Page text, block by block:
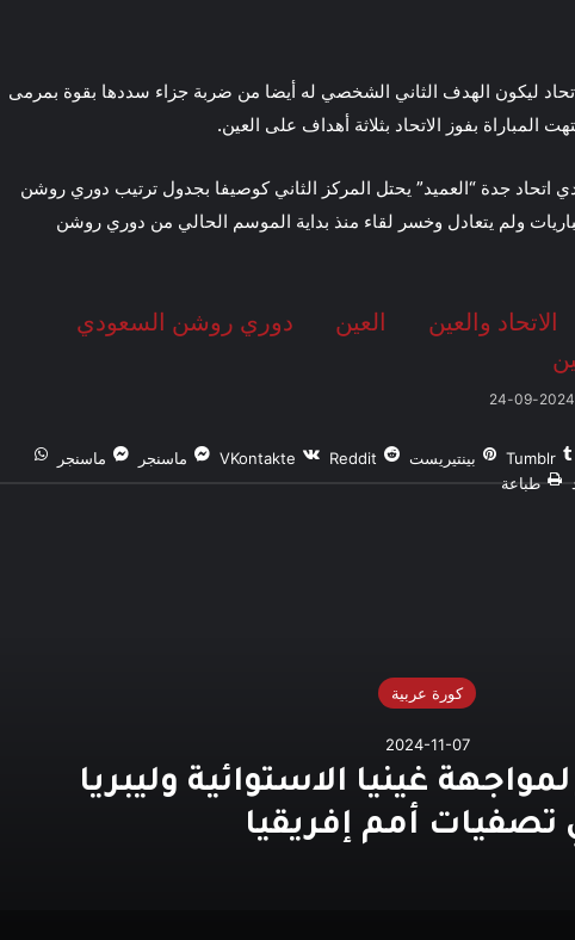
ليكون الهدف الثاني الشخصي له أيضا من ضربة جزاء سددها بقوة بمرمى
المباراة بفوز الاتحاد بثلاثة أهداف على العين.
اتحاد جدة “العميد” يحتل المركز الثاني كوصيفا بجدول ترتيب دوري روشن
ولم يتعادل وخسر لقاء منذ بداية الموسم الحالي من دوري روشن
الاتحاد والعين العين
دوري روشن السعودي
بينتيريست ماسنجر
ماسنجر
طباعة
كورة عربية
2024-11-07
غينيا الاستوائية وليبريا
تصفيات أمم إفريقيا